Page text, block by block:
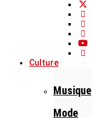
Culture
Musique
Mode